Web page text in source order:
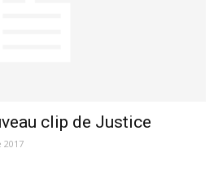
clip de Justice
2017